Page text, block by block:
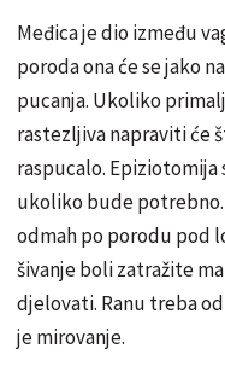
Međica je dio između
poroda ona će se jako
pucanja. Ukoliko
rastezljiva napraviti će
raspucalo. Epiziotomija
ukoliko bude potrebno.
odmah po porodu pod
šivanje boli zatražite
djelovati. Ranu treba
je mirovanje.